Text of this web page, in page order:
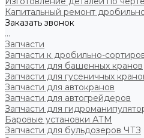
Капитальный ремонт
Заказать звонок
...
Запчасти
Запчасти к дробильно-
Запчасти для башенных кранов
Запчасти для гусеничных
Запчасти для автокранов
Запчасти для автогрейдеров
Запчасти для
Баровые установки АТМ
Запчасти для бульдозеров ЧТЗ